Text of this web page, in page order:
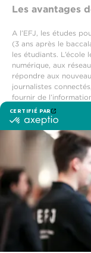
Les avantages
A l’EFJ, les études
(3 ans après le
les étudiants. L’école
numérique, aux
répondre aux
journalistes
fournir de
Durant leurs études
évolueront au sein
radio entièrement
l’information en
Formation